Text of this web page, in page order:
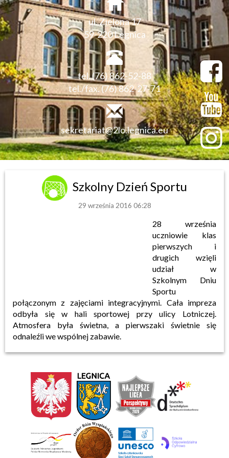
ul. Zielona 17
59-220 Legnica
tel. (76) 862-52-88
tel./fax. (76) 862-27-71
sekretariat@2lo.legnica.eu
Szkolny Dzień Sportu
29 września 2016 06:28
28 września
uczniowie klas
pierwszych i
drugich wzięli
udział w
Szkolnym Dniu
Sportu
połączonym z zajęciami integracyjnymi. Cała impreza
odbyła się w hali sportowej przy ulicy Lotniczej.
Atmosfera była świetna, a pierwszaki świetnie się
odnaleźli we wspólnej zabawie.